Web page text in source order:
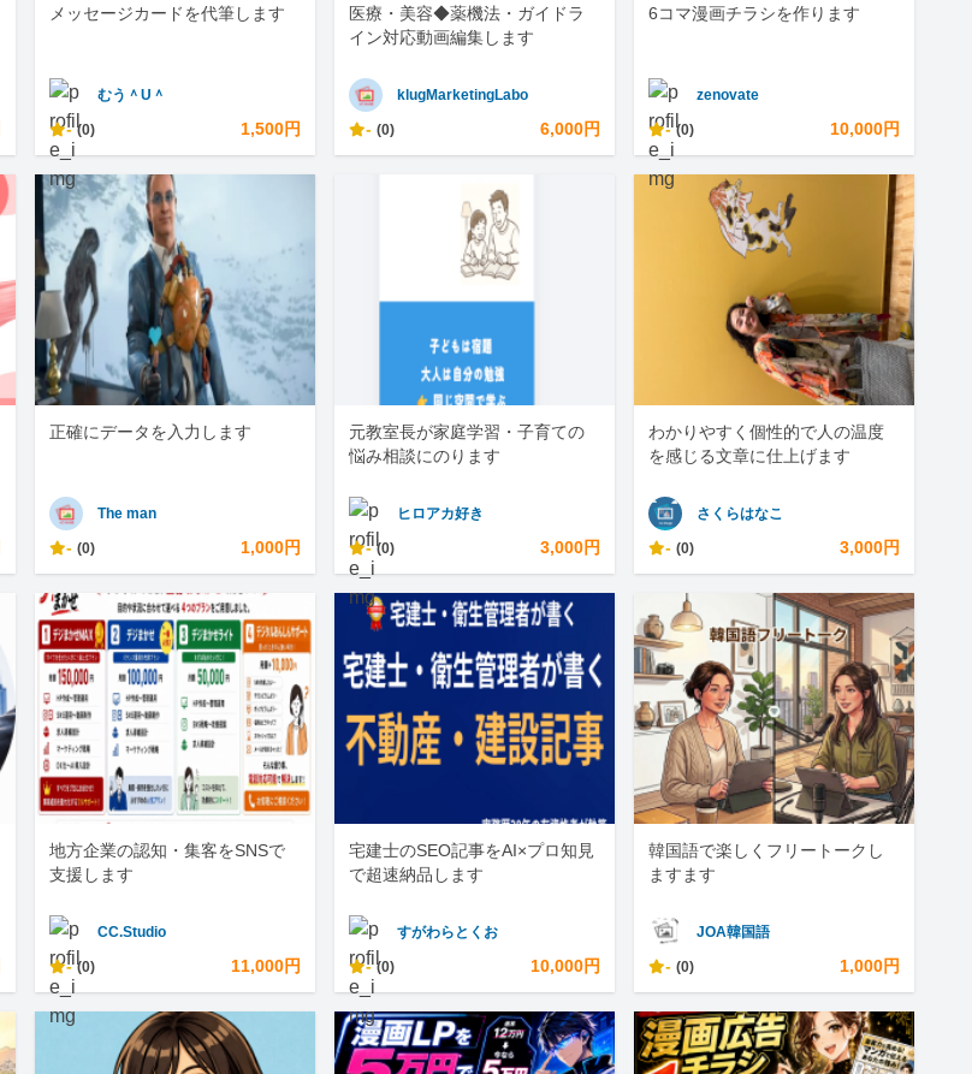
メッセージカードを代筆します
むう＾U＾
- (0) 1,500円
医療・美容◆薬機法・ガイドラ
イン対応動画編集します
klugMarketingLabo
- (0) 6,000円
6コマ漫画チラシを作ります
zenovate
- (0) 10,000円
正確にデータを入力します
The man
- (0) 1,000円
元教室長が家庭学習・子育ての
悩み相談にのります
ヒロアカ好き
- (0) 3,000円
わかりやすく個性的で人の温度
を感じる文章に仕上げます
さくらはなこ
- (0) 3,000円
地方企業の認知・集客をSNSで
支援します
CC.Studio
- (0) 11,000円
宅建士のSEO記事をAI×プロ知見
で超速納品します
すがわらとくお
- (0) 10,000円
韓国語で楽しくフリートークし
ますます
JOA韓国語
- (0) 1,000円